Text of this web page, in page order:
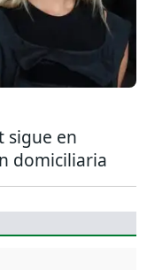
sigue en
domiciliaria